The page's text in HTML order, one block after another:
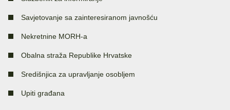
Savjetovanje sa zainteresiranom javnošću
Nekretnine MORH-a
Obalna straža Republike Hrvatske
Središnjica za upravljanje osobljem
Upiti građana